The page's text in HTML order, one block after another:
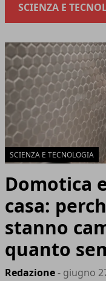
SCIENZA E
SCIENZA E TECNOLOGIA
Domotica
casa:
stanno
quanto
Redazione- giugno